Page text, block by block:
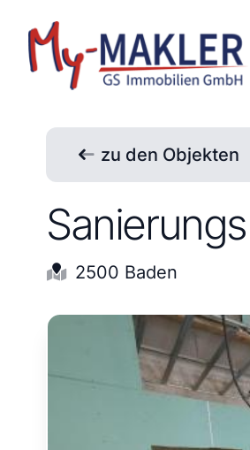
zu den Objekten
2500 Baden